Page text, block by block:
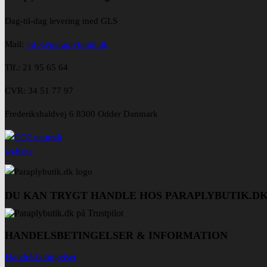
Dag-til-dag levering med GLS
Mail: info@paraplybutik.dk
Tlf.: 21 95 65 64
CVR: 34 51 77 97
Frederikshaldvej 6 8300 Odder Danmark
DU KAN TRYGT HANDLE HOS
HANDELSBETINGELSER & INFORMATION
Handelsbetingelser